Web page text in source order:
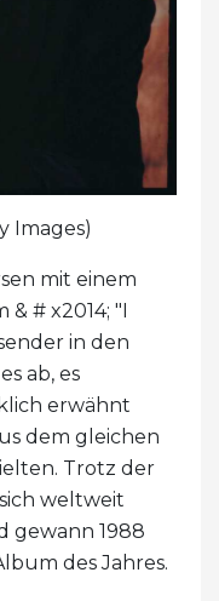
Images)
mit einem
# x2014; "I
in den
ab, es
erwähnt
dem gleichen
Trotz der
weltweit
gewann 1988
des Jahres.